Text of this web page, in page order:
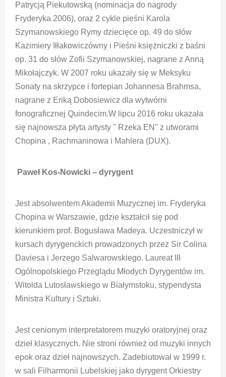
Patrycją Piekutowską (nominacja do nagrody
Fryderyka 2006), oraz 2 cykle pieśni Karola
Szymanowskiego Rymy dziecięce op. 49 do słów
Kazimiery Iłłakowiczówny i Pieśni księżniczki z baśni
op. 31 do słów Zofii Szymanowskiej, nagrane z Anną
Mikołajczyk. W 2007 roku ukazały się w Meksyku
Sonaty na skrzypce i fortepian Johannesa Brahmsa,
nagrane z Eriką Dobosiewicz dla wytwórni
fonograficznej Quindecim.W lipcu 2016 roku ukazała
się najnowsza płyta artysty " Rzeka EN" z utworami
Chopina , Rachmaninowa i Mahlera (DUX).
Paweł Kos-Nowicki – dyrygent
Jest absolwentem Akademii Muzycznej im. Fryderyka
Chopina w Warszawie, gdzie kształcił się pod
kierunkiem prof. Bogusława Madeya. Uczestniczył w
kursach dyrygenckich prowadzonych przez Sir Colina
Daviesa i Jerzego Salwarowskiego. Laureat III
Ogólnopolskiego Przeglądu Młodych Dyrygentów im.
Witolda Lutosławskiego w Białymstoku, stypendysta
Ministra Kultury i Sztuki.
Jest cenionym interpretatorem muzyki oratoryjnej oraz
dzieł klasycznych. Nie stroni również od muzyki innych
epok oraz dzieł najnowszych. Zadebiutował w 1999 r.
w sali Filharmonii Lubelskiej jako dyrygent Orkiestry